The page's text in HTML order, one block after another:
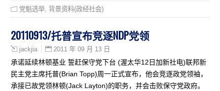
党魁选举 背景资料(政经社会)
20110913/托普宣布竞逐NDP党领
jackjia 2011 年 09 月 13 日
承诺延续林顿基业 誓赶保守党下台 (渥太华12日加新社电)联邦新
民主党主席托普(Brian Topp)周一正式宣布，他会竞逐政党领袖，
承接已故党领林顿(Jack Layton)的职务，并会击败保守党政府。